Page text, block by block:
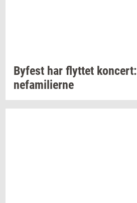
By­fest har flyt­tet kon­cert:
ne­fa­mi­li­er­ne